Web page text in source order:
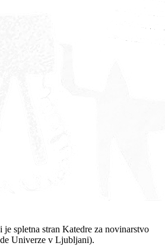
spletna stran Katedre za novinarstvo
Univerze v Ljubljani).